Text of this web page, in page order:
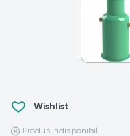
Wishlist
Produs indisponibil